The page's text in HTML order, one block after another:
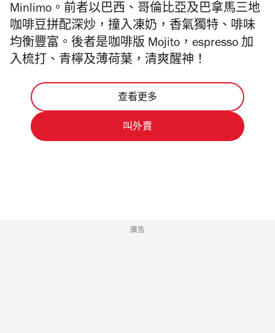
Minlimo。前者以巴西、哥倫比亞及巴拿馬三地
咖啡豆拼配深炒，撞入凍奶，香氣獨特、啡味
均衡豐富。後者是咖啡版 Mojito，espresso 加
入梳打、青檸及薄荷葉，清爽醒神！
查看更多
叫外賣
廣告